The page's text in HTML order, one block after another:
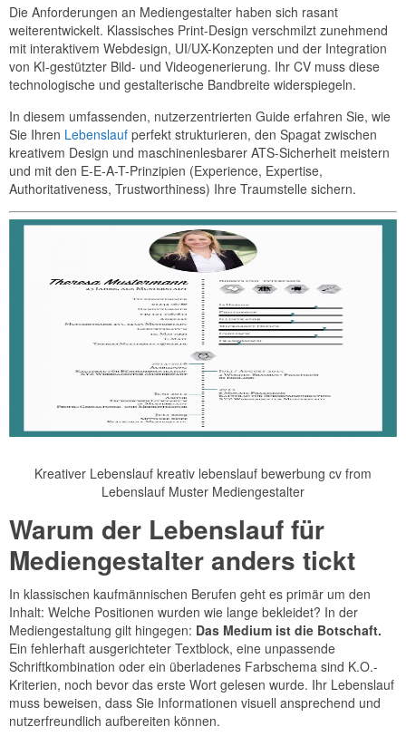
Die Anforderungen an Mediengestalter haben sich rasant
weiterentwickelt. Klassisches Print-Design verschmilzt zunehmend
mit interaktivem Webdesign, UI/UX-Konzepten und der Integration
von KI-gestützter Bild- und Videogenerierung. Ihr CV muss diese
technologische und gestalterische Bandbreite widerspiegeln.
In diesem umfassenden, nutzerzentrierten Guide erfahren Sie, wie
Sie Ihren Lebenslauf perfekt strukturieren, den Spagat zwischen
kreativem Design und maschinenlesbarer ATS-Sicherheit meistern
und mit den E-E-A-T-Prinzipien (Experience, Expertise,
Authoritativeness, Trustworthiness) Ihre Traumstelle sichern.
Kreativer Lebenslauf kreativ lebenslauf bewerbung cv from
Lebenslauf Muster Mediengestalter
Warum der Lebenslauf für
Mediengestalter anders tickt
In klassischen kaufmännischen Berufen geht es primär um den
Inhalt: Welche Positionen wurden wie lange bekleidet? In der
Mediengestaltung gilt hingegen: Das Medium ist die Botschaft.
Ein fehlerhaft ausgerichteter Textblock, eine unpassende
Schriftkombination oder ein überladenes Farbschema sind K.O.-
Kriterien, noch bevor das erste Wort gelesen wurde. Ihr Lebenslauf
muss beweisen, dass Sie Informationen visuell ansprechend und
nutzerfreundlich aufbereiten können.